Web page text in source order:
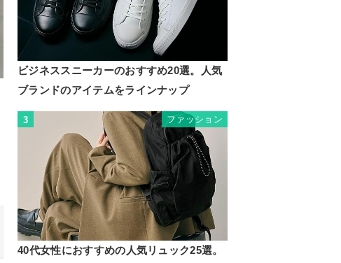
ビジネススニーカーのおすすめ20選。人気
ブランドのアイテムをラインナップ
3 ファッション
40代女性におすすめの人気リュック25選。